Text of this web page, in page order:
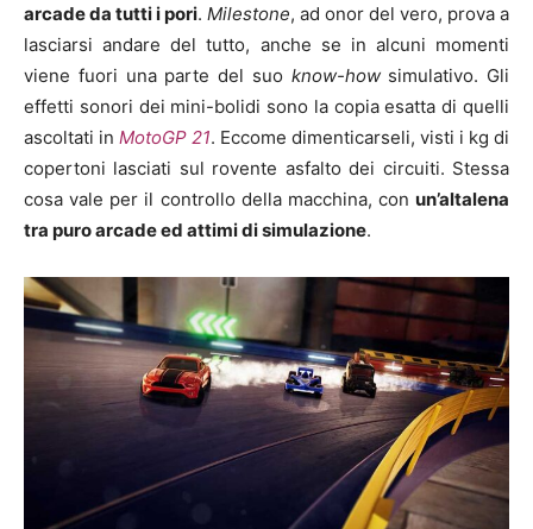
arcade da tutti i pori. Milestone, ad onor del vero, prova a
lasciarsi andare del tutto, anche se in alcuni momenti
viene fuori una parte del suo know-howsimulativo. Gli
effetti sonori dei mini-bolidi sono la copia esatta di quelli
ascoltati in MotoGP 21. Eccome dimenticarseli, visti i kg di
copertoni lasciati sul rovente asfalto dei circuiti. Stessa
cosa vale per il controllo della macchina, con un’altalena
tra puro arcade ed attimi di simulazione.